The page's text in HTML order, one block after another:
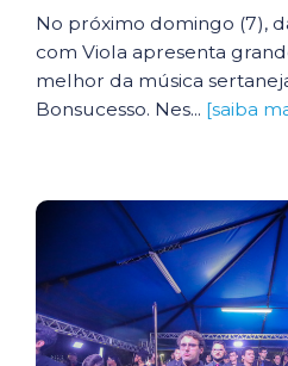
No próximo domingo (7),
com Viola apresenta
melhor da música
Bonsucesso. Nes... [saiba